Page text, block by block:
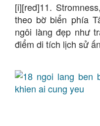
[i][red]11.
theo bờ biển phía
ngôi làng đẹp như
điểm di tích lịch sử